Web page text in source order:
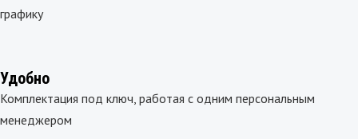
графику
Удобно
Комплектация под ключ, работая с одним персональным
менеджером